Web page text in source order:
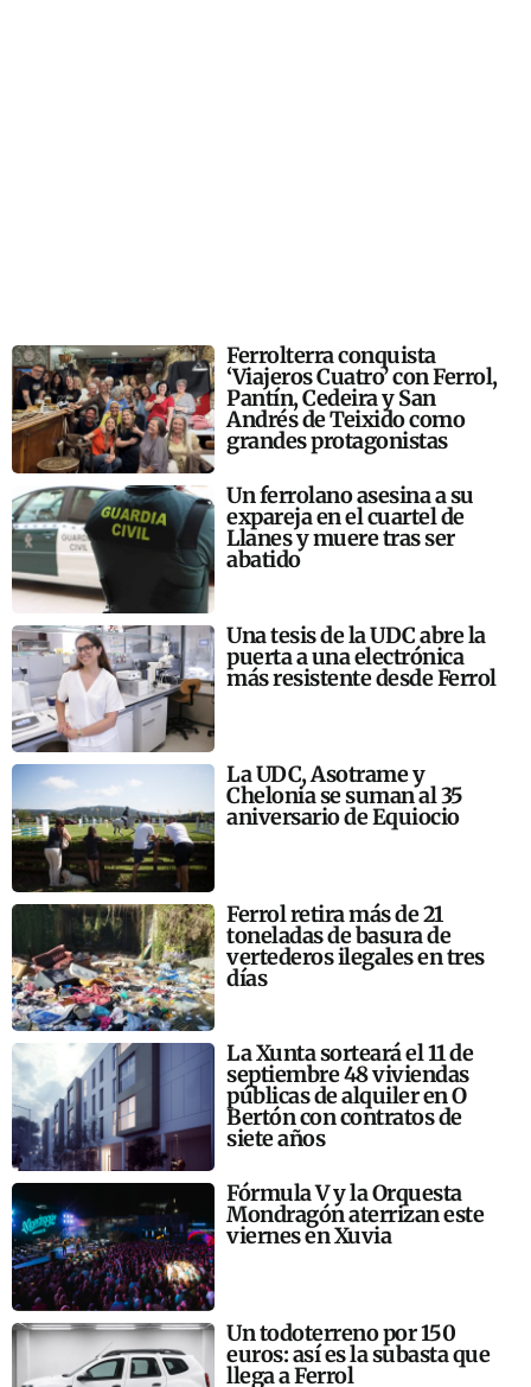
Ferrolterra conquista
‘Viajeros Cuatro’ con Ferrol,
Pantín, Cedeira y San
Andrés de Teixido como
grandes protagonistas
Un ferrolano asesina a su
expareja en el cuartel de
Llanes y muere tras ser
abatido
Una tesis de la UDC abre la
puerta a una electrónica
más resistente desde Ferrol
La UDC, Asotrame y
Chelonia se suman al 35
aniversario de Equiocio
Ferrol retira más de 21
toneladas de basura de
vertederos ilegales en tres
días
La Xunta sorteará el 11 de
septiembre 48 viviendas
públicas de alquiler en O
Bertón con contratos de
siete años
Fórmula V y la Orquesta
Mondragón aterrizan este
viernes en Xuvia
Un todoterreno por 150
euros: así es la subasta que
llega a Ferrol